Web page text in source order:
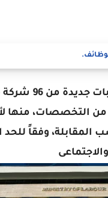
في عددِ من التخصصات،
وفقاً للحد